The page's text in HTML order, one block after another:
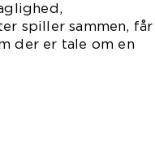
spiller sammen, får
der er tale om en